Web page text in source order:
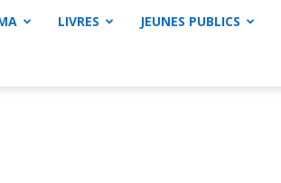
LIVRES JEUNES PUBLICS